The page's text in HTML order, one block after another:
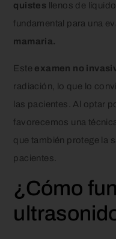
quistes llenos de
fundamental para una
mamaria.
Este examen no
radiación, lo que lo
las pacientes. Al optar
favorecemos una
que también protege la
pacientes.
¿Cómo